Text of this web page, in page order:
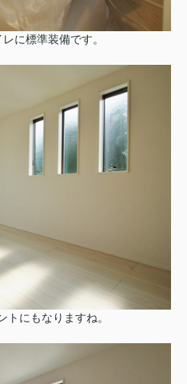
に標準装備です。
にもなりますね。